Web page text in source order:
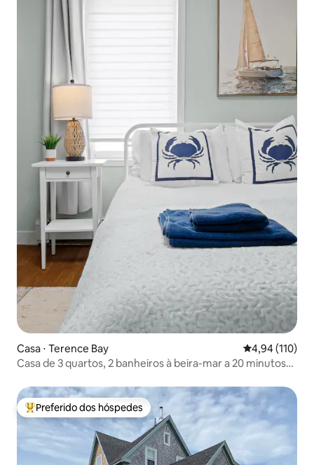
Casa ⋅ Terence Bay 4,94 de uma
4,94 (110)
Casa de 3 quartos, 2 banheiros à beira-mar a 20 minutos
Entre os melhores preferidos dos hóspedes
Preferido dos hóspedes